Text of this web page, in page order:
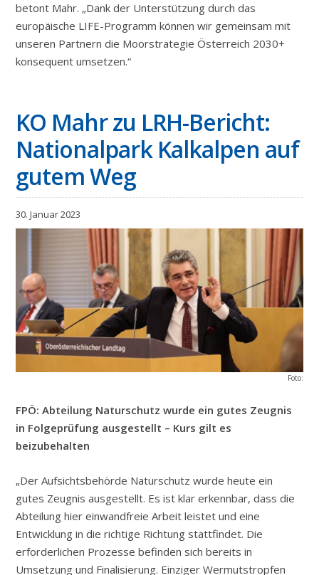
betont Mahr. „Dank der Unterstützung durch das
europäische LIFE-Programm können wir gemeinsam mit
unseren Partnern die Moorstrategie Österreich 2030+
konsequent umsetzen.“
KO Mahr zu LRH-Bericht:
Nationalpark Kalkalpen auf
gutem Weg
30. Januar 2023
Foto:
FPÖ: Abteilung Naturschutz wurde ein gutes Zeugnis
in Folgeprüfung ausgestellt – Kurs gilt es
beizubehalten
„Der Aufsichtsbehörde Naturschutz wurde heute ein
gutes Zeugnis ausgestellt. Es ist klar erkennbar, dass die
Abteilung hier einwandfreie Arbeit leistet und eine
Entwicklung in die richtige Richtung stattfindet. Die
erforderlichen Prozesse befinden sich bereits in
Umsetzung und Finalisierung. Einziger Wermutstropfen